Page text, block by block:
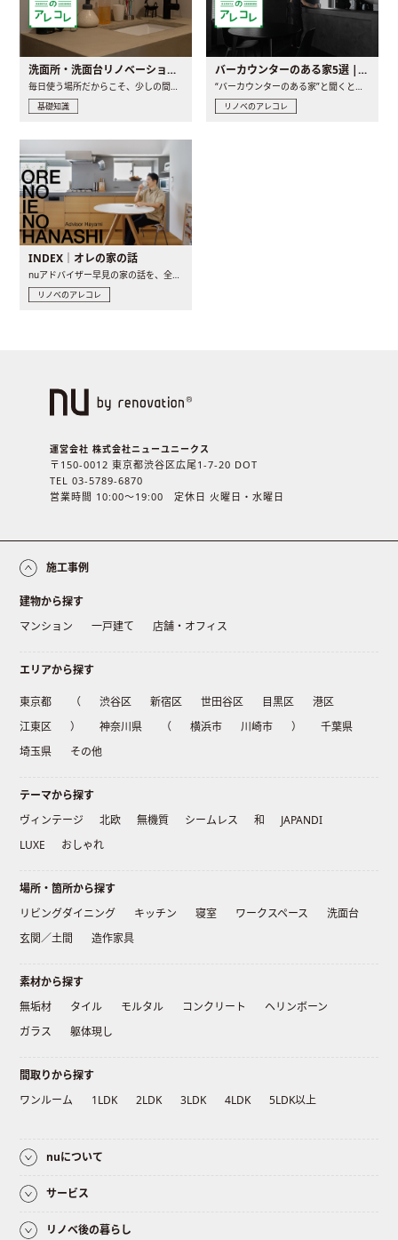
洗面所・洗面台リノベーションの事例と間取りアイデア
毎日使う場所だからこそ、少しの間取りの工夫や素材の選び方で..
基礎知識
バーカウンターのある家5選 | 日常に馴染む“距離の近い”キッチンとは
“バーカウンターのある家”と聞くと、少し特別な、大人のための..
リノベのアレコレ
INDEX｜オレの家の話
nuアドバイザー早見の家の話を、全4話でお届け。リノベーションを..
リノベのアレコレ
運営会社 株式会社ニューユニークス
〒150-0012 東京都渋谷区広尾1-7-20 DOT
TEL 03-5789-6870
営業時間 10:00〜19:00 定休日 火曜日・水曜日
施工事例
建物から探す
マンション
一戸建て 店舗・オフィス
エリアから探す
東京都 （ 渋谷区 新宿区 世田谷区 目黒区
港区
江東区
） 神奈川県 （ 横浜市 川崎市 ）
千葉県
埼玉県
その他
テーマから探す
ヴィンテージ
北欧 無機質 シームレス 和
JAPANDI
LUXE
おしゃれ
場所・箇所から探す
リビングダイニング
キッチン 寝室 ワークスペース
洗面台
玄関／土間
造作家具
素材から探す
無垢材
タイル モルタル コンクリート
ヘリンボーン
ガラス
躯体現し
間取りから探す
ワンルーム
1LDK 2LDK 3LDK 4LDK 5LDK以上
nuについて
サービス
リノベ後の暮らし